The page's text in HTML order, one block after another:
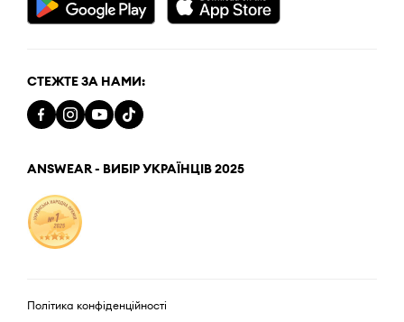
СТЕЖТЕ ЗА НАМИ:
ANSWEAR - ВИБІР УКРАЇНЦІВ 2025
Політика конфіденційності